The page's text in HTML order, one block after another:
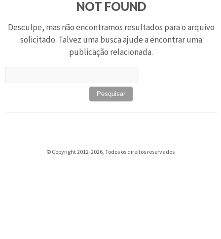
NOT FOUND
Desculpe, mas não encontramos resultados para o arquivo
solicitado. Talvez uma busca ajude a encontrar uma
publicação relacionada.
por:
© Copyright 2012-2026, Todos os direitos reservados